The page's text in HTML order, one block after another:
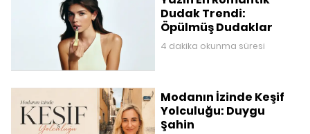
Dudak Trendi:
Öpülmüş Dudaklar
4 dakika okunma süresi
Modanın İzinde Keşif
Yolculuğu: Duygu
Şahin